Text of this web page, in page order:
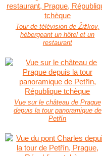
Tour de télévision de Žižkov,
hébergeant un hôtel et un
restaurant
Vue sur le château de Prague
depuis la tour panoramique de
Petřín